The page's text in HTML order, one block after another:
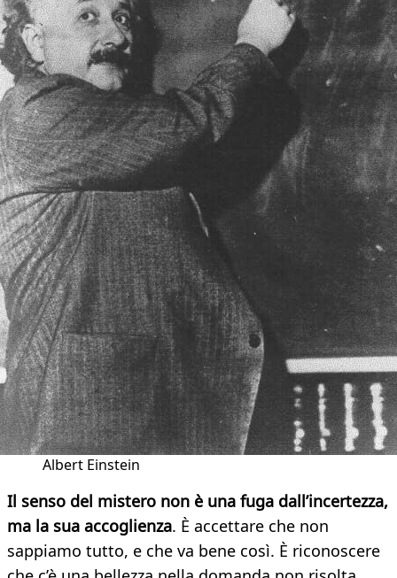
Albert Einstein
Il senso del mistero non è una fuga dall’incertezza,
ma la sua accoglienza. È accettare che non
sappiamo tutto, e che va bene così. È riconoscere